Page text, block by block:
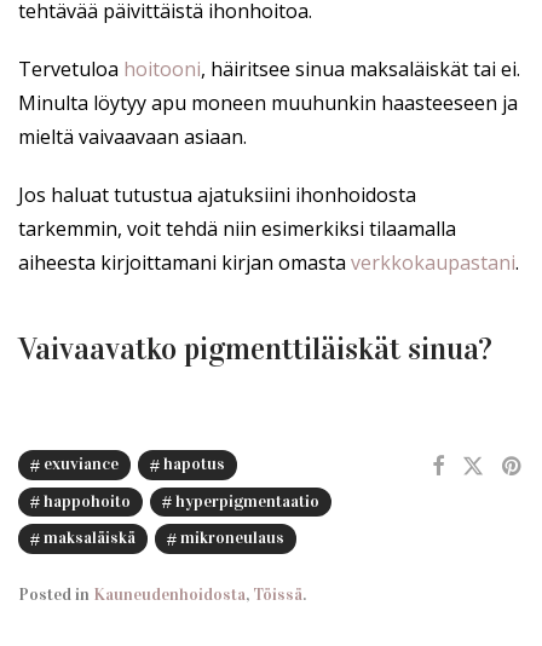
tehtävää päivittäistä ihonhoitoa.
Tervetuloa hoitooni, häiritsee sinua maksaläiskät tai ei.
Minulta löytyy apu moneen muuhunkin haasteeseen ja
mieltä vaivaavaan asiaan.
Jos haluat tutustua ajatuksiini ihonhoidosta
tarkemmin, voit tehdä niin esimerkiksi tilaamalla
aiheesta kirjoittamani kirjan omasta verkkokaupastani.
Vaivaavatko pigmenttiläiskät sinua?
exuviance
hapotus
happohoito
hyperpigmentaatio
maksaläiskä
mikroneulaus
Posted in Kauneudenhoidosta, Töissä.